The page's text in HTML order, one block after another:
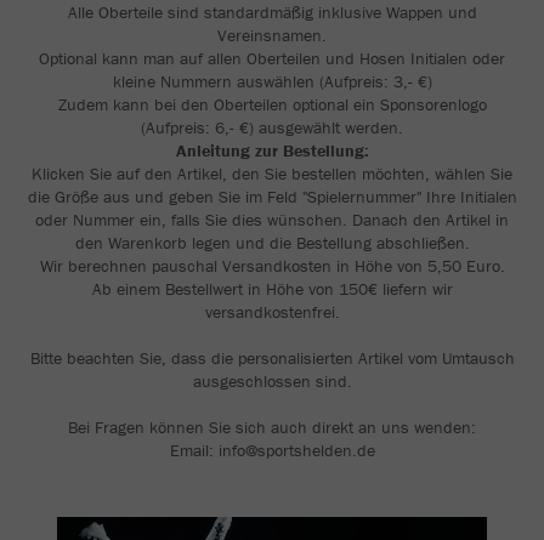
Alle Oberteile sind standardmäßig inklusive Wappen und
Vereinsnamen.
Optional kann man auf allen Oberteilen und Hosen Initialen oder
kleine Nummern auswählen (Aufpreis: 3,- €)
Zudem kann bei den Oberteilen optional ein Sponsorenlogo
(Aufpreis: 6,- €) ausgewählt werden.
Anleitung zur Bestellung:
Klicken Sie auf den Artikel, den Sie bestellen möchten, wählen Sie
die Größe aus und geben Sie im Feld "Spielernummer" Ihre Initialen
oder Nummer ein, falls Sie dies wünschen. Danach den Artikel in
den Warenkorb legen und die Bestellung abschließen.
Wir berechnen pauschal Versandkosten in Höhe von 5,50 Euro.
Ab einem Bestellwert in Höhe von 150€ liefern wir
versandkostenfrei.
Bitte beachten Sie, dass die personalisierten Artikel vom Umtausch
ausgeschlossen sind.
Bei Fragen können Sie sich auch direkt an uns wenden:
Email: info@sportshelden.de